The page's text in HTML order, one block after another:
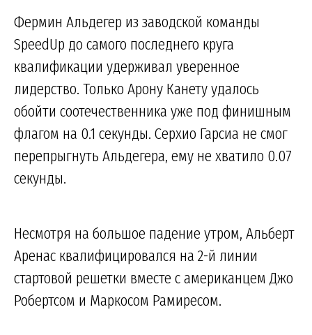
Фермин Альдегер из заводской команды
SpeedUp до самого последнего круга
квалификации удерживал уверенное
лидерство. Только Арону Канету удалось
обойти соотечественника уже под финишным
флагом на 0.1 секунды. Серхио Гарсиа не смог
перепрыгнуть Альдегера, ему не хватило 0.07
секунды.
Несмотря на большое падение утром, Альберт
Аренас квалифицировался на 2-й линии
стартовой решетки вместе с американцем Джо
Робертсом и Маркосом Рамиресом.